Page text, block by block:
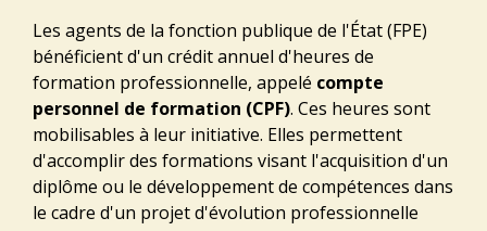
Les agents de la fonction publique de l'État (FPE)
bénéficient d'un crédit annuel d'heures de
formation professionnelle, appelé compte
personnel de formation (CPF). Ces heures sont
mobilisables à leur initiative. Elles permettent
d'accomplir des formations visant l'acquisition d'un
diplôme ou le développement de compétences dans
le cadre d'un projet d'évolution professionnelle